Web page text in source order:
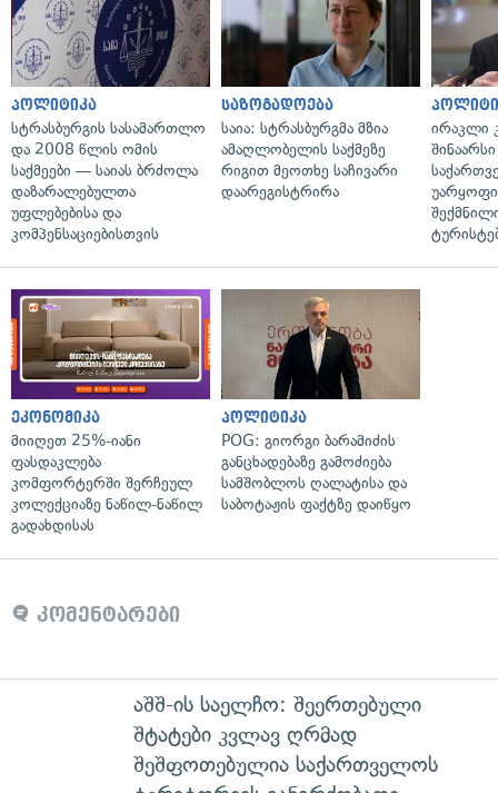
პოლიტიკა
სტრასბურგის სასამართლო
და 2008 წლის ომის
საქმეები — საიას ბრძოლა
დაზარალებულთა
უფლებებისა და
კომპენსაციებისთვის
საზოგადოება
საია: სტრასბურგმა მზია
ამაღლობელის საქმეზე
რიგით მეოთხე საჩივარი
დაარეგისტრირა
ირაკლი
ეკონომიკა
მიიღეთ 25%-იანი
ფასდაკლება
კომფორტერში შერჩეულ
კოლექციაზე ნაწილ-ნაწილ
გადახდისას
პოლიტიკა
POG: გიორგი ბარამიძის
განცხადებაზე გამოძიება
სამშობლოს ღალატისა და
საბოტაჟის ფაქტზე დაიწყო
კომენტარები
აშშ-ის საელჩო: შეერთებული
შტატები კვლავ ღრმად
შეშფოთებულია საქართველოს